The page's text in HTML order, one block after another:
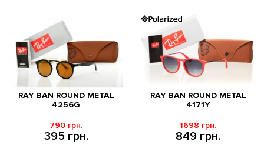
RAY BAN ROUND METAL
4256G
395 грн.
790 грн.
RAY BAN ROUND METAL
4171Y
849 грн.
1698 грн.